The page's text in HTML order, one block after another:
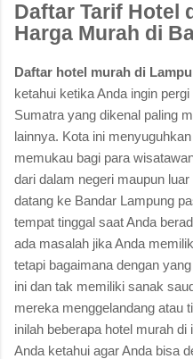
Daftar Tarif Hotel
Harga Murah di
Daftar hotel murah di
ketahui ketika Anda ingin
Sumatra yang dikenal paling
lainnya. Kota ini
memukau bagi para
dari dalam negeri maupun
datang ke Bandar Lampung
tempat tinggal saat Anda
ada masalah jika Anda
tetapi bagaimana dengan
ini dan tak memiliki sanak
mereka menggelandang atau
inilah beberapa hotel murah
Anda ketahui agar Anda bisa